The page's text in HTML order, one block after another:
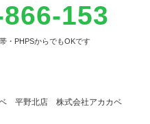
153
・PHPSからでもOKです
ベ 平野北店 株式会社アカカベ